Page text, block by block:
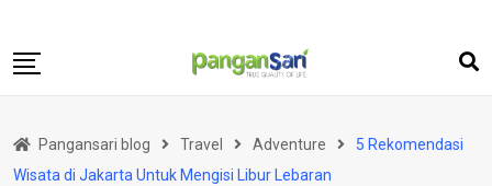
to
Food
Pangansari blog Travel Adventure
5 Rekomendasi
Wisata di Jakarta Untuk Mengisi Libur Lebaran